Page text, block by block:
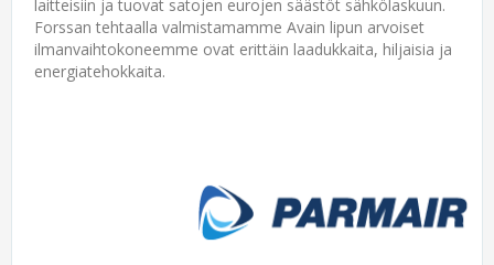
laitteisiin ja tuovat satojen eurojen säästöt sähkölaskuun.
Forssan tehtaalla valmistamamme Avain lipun arvoiset
ilmanvaihtokoneemme ovat erittäin laadukkaita, hiljaisia ja
energiatehokkaita.